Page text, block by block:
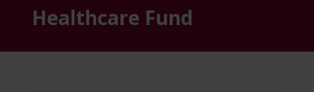
Healthcare Fund